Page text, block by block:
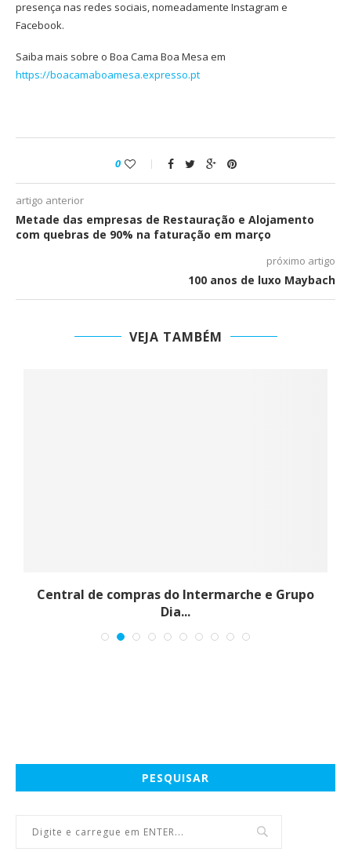
presença nas redes sociais, nomeadamente Instagram e
Facebook.
Saiba mais sobre o Boa Cama Boa Mesa em
https://boacamaboamesa.expresso.pt
0
artigo anterior
Metade das empresas de Restauração e Alojamento
com quebras de 90% na faturação em março
próximo artigo
100 anos de luxo Maybach
VEJA TAMBÉM
Central de compras do Intermarche e Grupo
Dia...
PESQUISAR